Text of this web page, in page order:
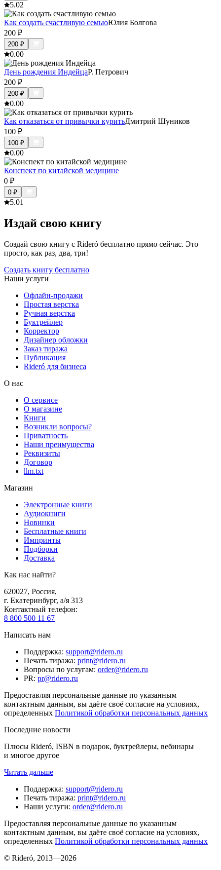
5.02
Как создать счастливую семьюЮлия Болгова
200 ₽
200 ₽
0.00
День рождения ИндейцаР. Петрович
200 ₽
200 ₽
0.00
Как отказаться от привычки куритьДмитрий Шуников
100 ₽
100 ₽
0.00
Конспект по китайской медицине
0 ₽
0 ₽
5.01
Издай свою книгу
Создай свою книгу с Rideró бесплатно прямо сейчас. Это
просто, как раз, два, три!
Создать книгу бесплатно
Наши услуги
Офлайн-продажи
Простая верстка
Ручная верстка
Буктрейлер
Корректор
Дизайнер обложки
Заказ тиража
Публикация
Rideró для бизнеса
О нас
О сервисе
О магазине
Книги
Возникли вопросы?
Приватность
Наши преимущества
Реквизиты
Договор
llm.txt
Магазин
Электронные книги
Аудиокниги
Новинки
Бесплатные книги
Импринты
Подборки
Доставка
Как нас найти?
620027, Россия,
г. Екатеринбург, а/я 313
Контактный телефон:
8 800 500 11 67
Написать нам
Поддержка: support@ridero.ru
Печать тиража: print@ridero.ru
Вопросы по услугам: order@ridero.ru
PR: pr@ridero.ru
Предоставляя персональные данные по указанным
контактным данным, вы даёте своё согласие на условиях,
определенных Политикой обработки персональных данных
Последние новости
Плюсы Rideró, ISBN в подарок, буктрейлеры, вебинары
и многое другое
Читать дальше
Поддержка: support@ridero.ru
Печать тиража: print@ridero.ru
Наши услуги: order@ridero.ru
Предоставляя персональные данные по указанным
контактным данным, вы даёте своё согласие на условиях,
определенных Политикой обработки персональных данных
© Rideró, 2013—2026